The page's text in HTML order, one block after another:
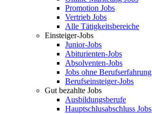
Promotion Jobs
Vertrieb Jobs
Alle Tätigkeitsbereiche
Einsteiger-Jobs
Junior-Jobs
Abiturienten-Jobs
Absolventen-Jobs
Jobs ohne Berufserfahrung
Berufseinsteiger-Jobs
Gut bezahlte Jobs
Ausbildungsberufe
Hauptschlusabschluss Jobs